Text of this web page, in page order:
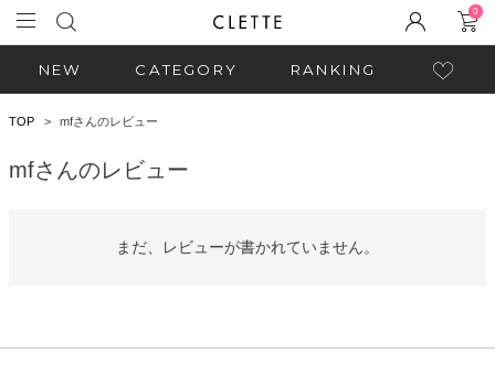
0
NEW CATEGORY RANKING
TOP mfさんのレビュー
mfさんのレビュー
まだ、レビューが書かれていません。